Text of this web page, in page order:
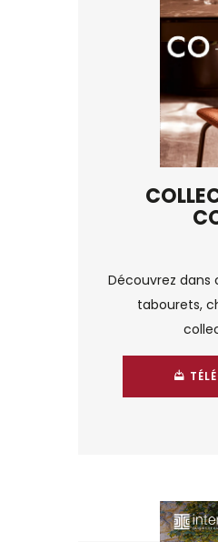
Découvrez
tabourets,